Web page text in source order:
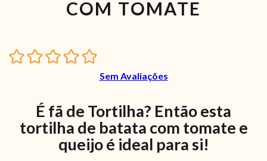
COM TOMATE
Sem Avaliações
É fã de Tortilha? Então esta
tortilha de batata com tomate e
queijo é ideal para si!